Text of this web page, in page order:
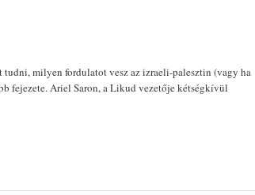
tudni, milyen fordulatot vesz az izraeli-palesztin (vagy ha
feje­zete. Ariel Saron, a Likud vezetője két­ségkívül